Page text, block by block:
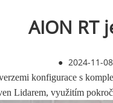
AION RT
● 2024-11-08
konfigurace s
Lidarem, využitím